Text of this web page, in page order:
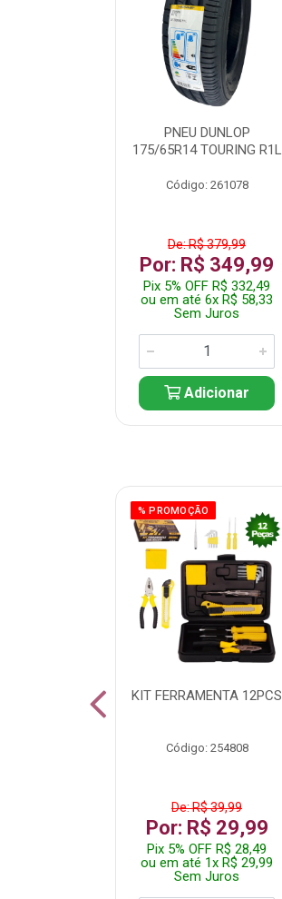
PNEU DUNLOP
175/65R14 TOURING R1L
Código: 261078
De: R$ 379,99
Por: R$ 349,99
Pix 5% OFF R$ 332,49
ou em até 6x R$ 58,33
Sem Juros
Adicionar
% PROMOÇÃO
KIT FERRAMENTA 12PCS
Código: 254808
De: R$ 39,99
Por: R$ 29,99
Pix 5% OFF R$ 28,49
ou em até 1x R$ 29,99
Sem Juros